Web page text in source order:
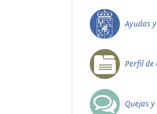
Ayudas
Perfil de
Quejas